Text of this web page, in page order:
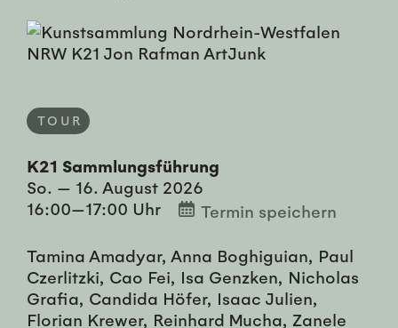
TOUR
K21 Sammlungsführung
So. — 16. August 2026
16:00—17:00 Uhr
Termin speichern
Tamina Amadyar, Anna Boghiguian, Paul
Czerlitzki, Cao Fei, Isa Genzken, Nicholas
Grafia, Candida Höfer, Isaac Julien,
Florian Krewer, Reinhard Mucha, Zanele